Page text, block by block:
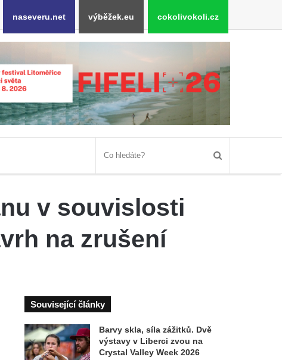
naseveru.net výběžek.eu cokolivokoli.cz
v souvislosti
na zrušení
Související články
Barvy skla, síla zážitků. Dvě
výstavy v Liberci zvou na
Crystal Valley Week 2026